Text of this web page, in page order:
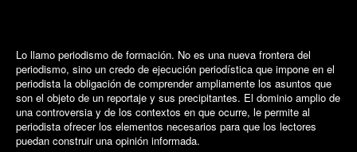
Lo llamo periodismo de formación. No es una nueva frontera del
periodismo, sino un credo de ejecución periodística que impone en el
periodista la obligación de comprender ampliamente los asuntos que
son el objeto de un reportaje y sus precipitantes. El dominio amplio de
una controversia y de los contextos en que ocurre, le permite al
periodista ofrecer los elementos necesarios para que los lectores
puedan construir una opinión informada.